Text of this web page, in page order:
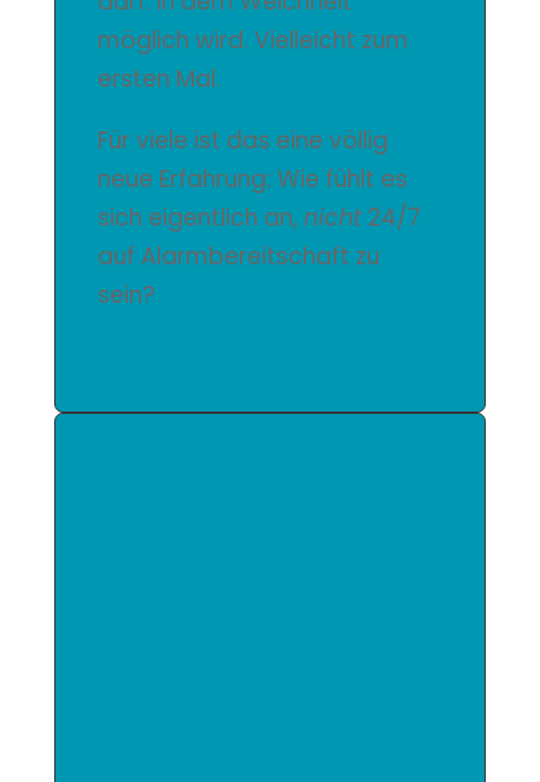
möglich wird. Vielleicht zum
ersten Mal.
Für viele ist das eine völlig
neue Erfahrung: Wie fühlt es
sich eigentlich an,nicht 24/7
auf Alarmbereitschaft zu
sein?